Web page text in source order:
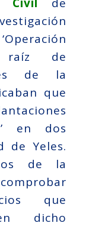
raíz de
de la
que
en dos
de Yeles.
de la
que
dicho